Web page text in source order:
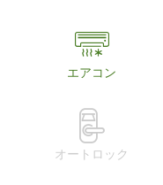
エアコン
オートロック